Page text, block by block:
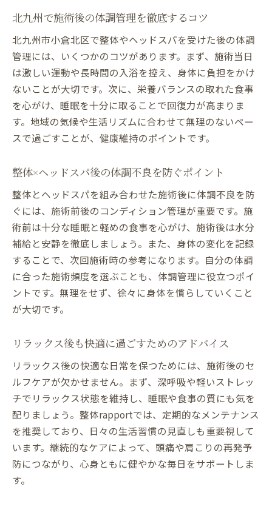
北九州で施術後の体調管理を徹底するコツ
北九州市小倉北区で整体やヘッドスパを受けた後の体調
管理には、いくつかのコツがあります。まず、施術当日
は激しい運動や長時間の入浴を控え、身体に負担をかけ
ないことが大切です。次に、栄養バランスの取れた食事
を心がけ、睡眠を十分に取ることで回復力が高まりま
す。地域の気候や生活リズムに合わせて無理のないペー
スで過ごすことが、健康維持のポイントです。
整体×ヘッドスパ後の体調不良を防ぐポイント
整体とヘッドスパを組み合わせた施術後に体調不良を防
ぐには、施術前後のコンディション管理が重要です。施
術前は十分な睡眠と軽めの食事を心がけ、施術後は水分
補給と安静を徹底しましょう。また、身体の変化を記録
することで、次回施術時の参考になります。自分の体調
に合った施術頻度を選ぶことも、体調管理に役立つポイ
ントです。無理をせず、徐々に身体を慣らしていくこと
が大切です。
リラックス後も快適に過ごすためのアドバイス
リラックス後の快適な日常を保つためには、施術後のセ
ルフケアが欠かせません。まず、深呼吸や軽いストレッ
チでリラックス状態を維持し、睡眠や食事の質にも気を
配りましょう。整体rapportでは、定期的なメンテナンス
を推奨しており、日々の生活習慣の見直しも重要視して
います。継続的なケアによって、頭痛や肩こりの再発予
防につながり、心身ともに健やかな毎日をサポートしま
す。